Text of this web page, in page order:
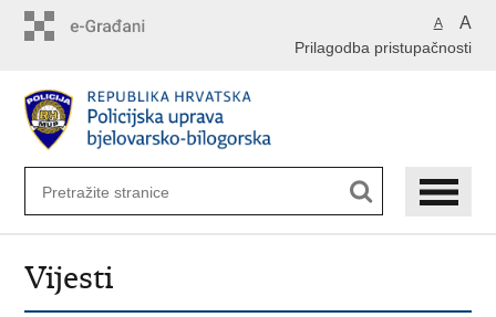
A A
Prilagodba pristupačnosti
Vijesti